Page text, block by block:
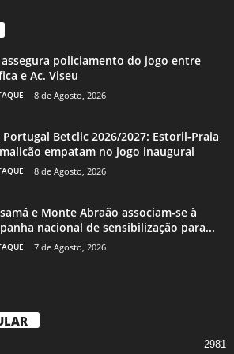
assegura policiamento do jogo entre
e Ac. Viseu
8 de Agosto, 2026
Portugal Betclic 2026/2027: Estoril-Praia
empatam no jogo inaugural
8 de Agosto, 2026
e Monte Abraão associam-se à
nacional de sensibilização para...
7 de Agosto, 2026
2981